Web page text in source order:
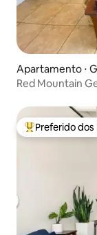
Apartamento ⋅
Red Mountain
Entre os
Preferido